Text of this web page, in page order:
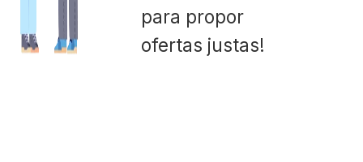
para propor
ofertas justas!